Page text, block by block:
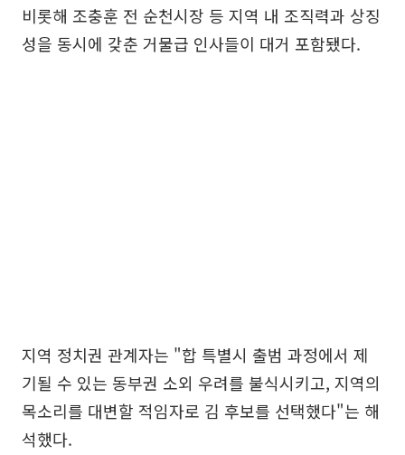
비롯해 조충훈 전 순천시장 등 지역 내 조직력과 상징
성을 동시에 갖춘 거물급 인사들이 대거 포함됐다.
지역 정치권 관계자는 "합 특별시 출범 과정에서 제
기될 수 있는 동부권 소외 우려를 불식시키고, 지역의
목소리를 대변할 적임자로 김 후보를 선택했다"는 해
석했다.